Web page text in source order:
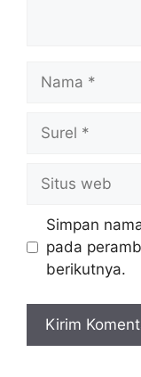
Nama
Surel
Situs
web
Simpan
pada
berikutnya.